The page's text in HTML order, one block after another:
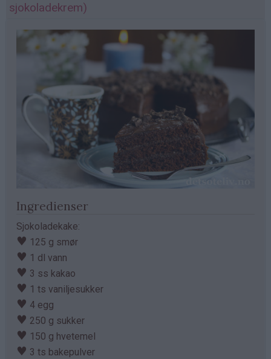
sjokoladekrem)
Ingredienser
Sjokoladekake:
♥ 125 g smør
♥ 1 dl vann
♥ 3 ss kakao
♥ 1 ts vaniljesukker
♥ 4 egg
♥ 250 g sukker
♥ 150 g hvetemel
♥ 3 ts bakepulver